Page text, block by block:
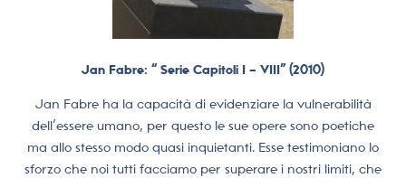
Jan Fabre: “ Serie Capitoli I – VIII” (2010)
Jan Fabre ha la capacità di evidenziare la vulnerabilità
dell’essere umano, per questo le sue opere sono poetiche
ma allo stesso modo quasi inquietanti. Esse testimoniano lo
sforzo che noi tutti facciamo per superare i nostri limiti, che